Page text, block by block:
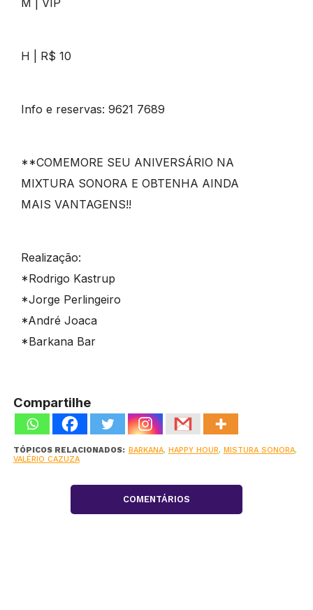
M | VIP
H | R$ 10
Info e reservas: 9621 7689
**COMEMORE SEU ANIVERSÁRIO NA
MIXTURA SONORA E OBTENHA AINDA
MAIS VANTAGENS!!
Realização:
*Rodrigo Kastrup
*Jorge Perlingeiro
*André Joaca
*Barkana Bar
Compartilhe
TÓPICOS RELACIONADOS: BARKANA, HAPPY HOUR, MISTURA SONORA,
VALÉRIO CAZUZA
COMENTÁRIOS